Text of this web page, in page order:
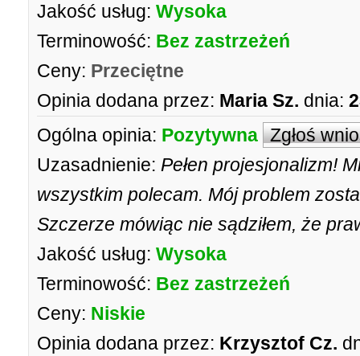
Jakość usług: Wysoka
Terminowość: Bez zastrzeżeń
Ceny: Przeciętne
Opinia dodana przez: Maria Sz. dnia:
Ogólna opinia: Pozytywna Zgłoś
Uzasadnienie: Pełen projesjonalizm!
wszystkim polecam. Mój problem
Szczerze mówiąc nie sądziłem, że
Jakość usług: Wysoka
Terminowość: Bez zastrzeżeń
Ceny: Niskie
Opinia dodana przez: Krzysztof Cz.